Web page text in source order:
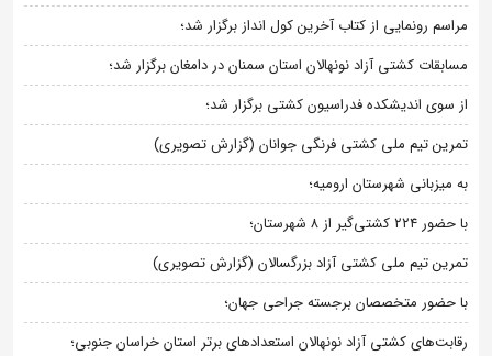
مراسم رونمایی از کتاب آخرین کول انداز برگزار شد؛
مسابقات کشتی آزاد نونهالان استان سمنان در دامغان برگزار شد؛
از سوی اندیشکده فدراسیون کشتی برگزار شد؛
تمرین تیم ملی کشتی فرنگی جوانان (گزارش تصویری)
به میزبانی شهرستان ارومیه؛
با حضور ۲۲۴ کشتی‌گیر از ۸ شهرستان؛
تمرین تیم ملی کشتی آزاد بزرگسالان (گزارش تصویری)
با حضور متخصصان برجسته جراحی جهان؛
رقابت‌های کشتی آزاد نونهالان استعدادهای برتر استان خراسان جنوبی؛